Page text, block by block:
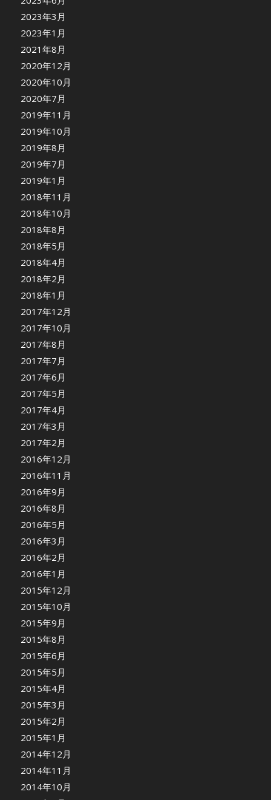
2023年3月
2023年1月
2021年8月
2020年12月
2020年10月
2020年7月
2019年11月
2019年10月
2019年8月
2019年7月
2019年1月
2018年11月
2018年10月
2018年8月
2018年5月
2018年4月
2018年2月
2018年1月
2017年12月
2017年10月
2017年8月
2017年7月
2017年6月
2017年5月
2017年4月
2017年3月
2017年2月
2016年12月
2016年11月
2016年9月
2016年8月
2016年5月
2016年3月
2016年2月
2016年1月
2015年12月
2015年10月
2015年9月
2015年8月
2015年6月
2015年5月
2015年4月
2015年3月
2015年2月
2015年1月
2014年12月
2014年11月
2014年10月